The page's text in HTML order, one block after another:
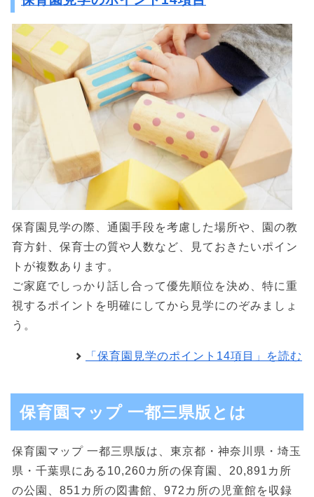
保育園見学の際、通園手段を考慮した場所や、園の教
育方針、保育士の質や人数など、見ておきたいポイン
トが複数あります。
ご家庭でしっかり話し合って優先順位を決め、特に重
視するポイントを明確にしてから見学にのぞみましょ
う。
「保育園見学のポイント14項目」を読む
保育園マップ 一都三県版とは
保育園マップ 一都三県版は、東京都・神奈川県・埼玉
県・千葉県にある10,260カ所の保育園、20,891カ所
の公園、851カ所の図書館、972カ所の児童館を収録